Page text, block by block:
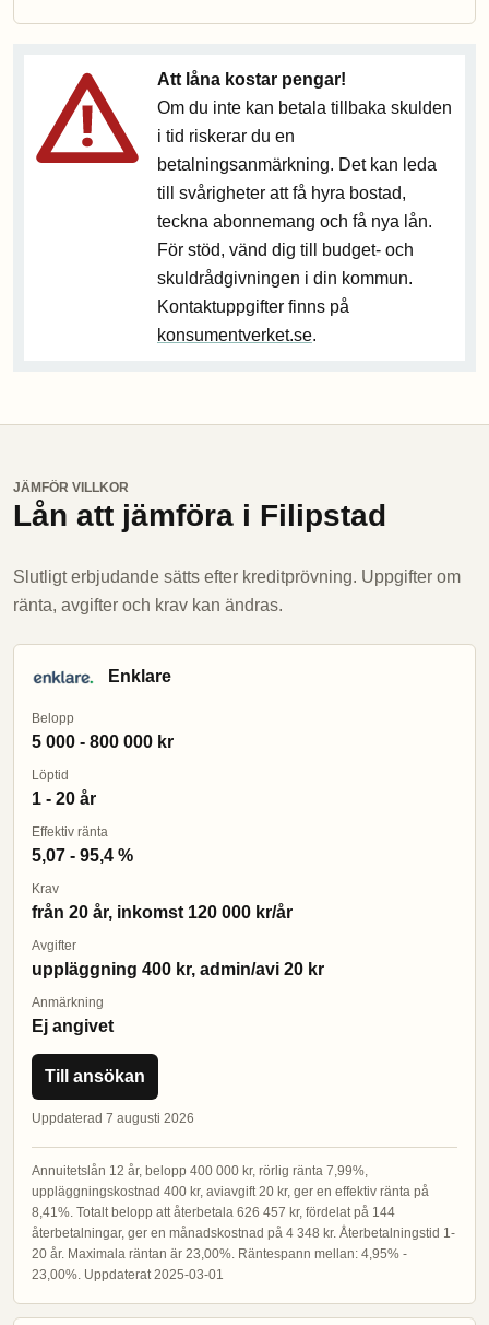
Att låna kostar pengar!
Om du inte kan betala tillbaka skulden
i tid riskerar du en
betalningsanmärkning. Det kan leda
till svårigheter att få hyra bostad,
teckna abonnemang och få nya lån.
För stöd, vänd dig till budget- och
skuldrådgivningen i din kommun.
Kontaktuppgifter finns på
konsumentverket.se.
JÄMFÖR VILLKOR
Lån att jämföra i Filipstad
Slutligt erbjudande sätts efter kreditprövning. Uppgifter om
ränta, avgifter och krav kan ändras.
Enklare
Belopp
5 000 - 800 000 kr
Löptid
1 - 20 år
Effektiv ränta
5,07 - 95,4 %
Krav
från 20 år, inkomst 120 000 kr/år
Avgifter
uppläggning 400 kr, admin/avi 20 kr
Anmärkning
Ej angivet
Till ansökan
Uppdaterad 7 augusti 2026
Annuitetslån 12 år, belopp 400 000 kr, rörlig ränta 7,99%,
uppläggningskostnad 400 kr, aviavgift 20 kr, ger en effektiv ränta på
8,41%. Totalt belopp att återbetala 626 457 kr, fördelat på 144
återbetalningar, ger en månadskostnad på 4 348 kr. Återbetalningstid 1-
20 år. Maximala räntan är 23,00%. Räntespann mellan: 4,95% -
23,00%. Uppdaterat 2025-03-01